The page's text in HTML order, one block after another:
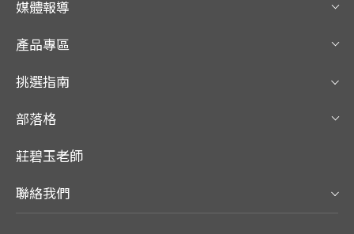
媒體報導
產品專區
挑選指南
部落格
莊碧玉老師
聯絡我們